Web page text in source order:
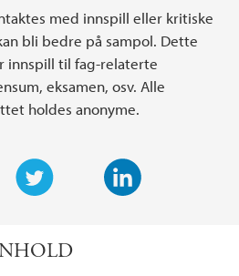
med innspill eller kritiske
bli bedre på sampol. Dette
innspill til fag-relaterte
eksamen, osv. Alle
holdes anonyme.
i